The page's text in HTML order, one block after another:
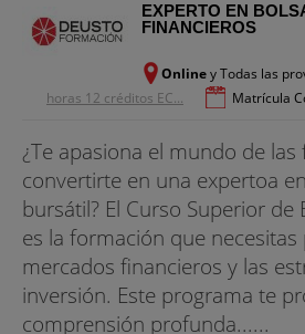
EXPERTO EN
FINANCIEROS
Onliney Todas las
horas 12 créditos EC...
Matrícula
¿Te apasiona el mundo de
convertirte en una expertoa
bursátil? El Curso Superior de
es la formación que
mercados financieros y las
inversión. Este programa te
comprensión profunda......